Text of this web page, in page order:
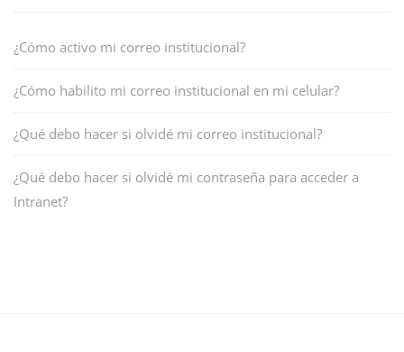
¿Cómo activo mi correo institucional?
¿Cómo habilito mi correo institucional en mi celular?
¿Qué debo hacer si olvidé mi correo institucional?
¿Qué debo hacer si olvidé mi contraseña para acceder a
Intranet?